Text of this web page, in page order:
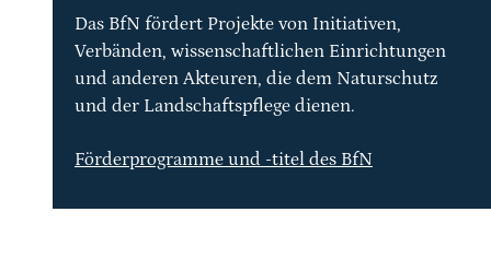
Das BfN fördert Projekte von Initiativen,
Verbänden, wissenschaftlichen Einrichtungen
und anderen Akteuren, die dem Naturschutz
und der Landschaftspflege dienen.
Förderprogramme und -titel des BfN